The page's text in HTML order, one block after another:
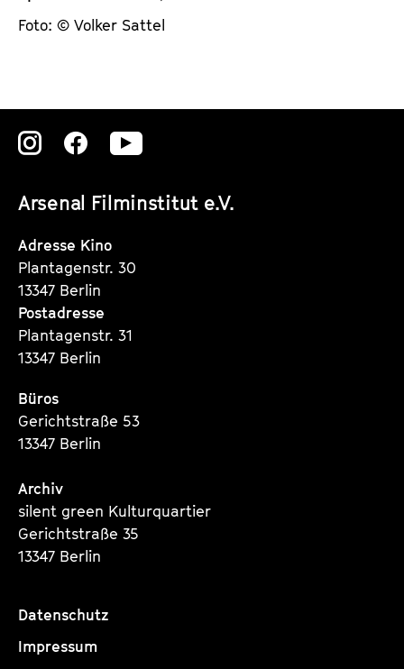
Foto: © Volker Sattel
Arsenal Filminstitut e.V.
Zu
Instagram
Seite
Zu
Instagram
Seite
Zu
Instagram
Adresse Kino
Plantagenstr. 30
13347 Berlin
Postadresse
Plantagenstr. 31
13347 Berlin
Büros
Gerichtstraße 53
13347 Berlin
Archiv
silent green Kulturquartier
Gerichtstraße 35
13347 Berlin
Datenschutz
Impressum